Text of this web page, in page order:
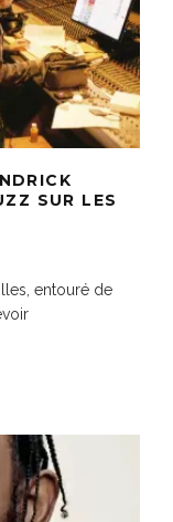
SUR LES
entouré de